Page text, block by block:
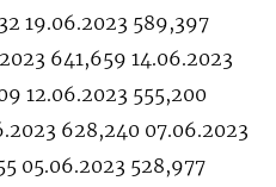
19.06.2023 589,397
641,659 14.06.2023
12.06.2023 555,200
628,240 07.06.2023
05.06.2023 528,977